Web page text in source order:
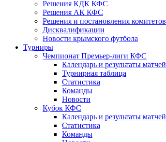
Решения КДК КФС
Решения АК КФС
Решения и постановления комитетов
Дисквалификации
Новости крымского футбола
Турниры
Чемпионат Премьер-лиги КФС
Календарь и результаты матчей
Турнирная таблица
Статистика
Команды
Новости
Кубок КФС
Календарь и результаты матчей
Статистика
Команды